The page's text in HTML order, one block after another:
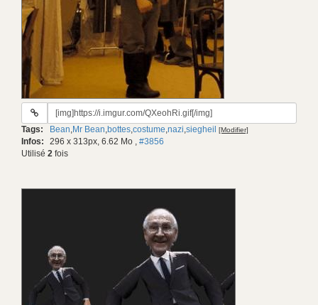
URL
gif:
Tags: Bean,Mr Bean,bottes,costume,nazi,siegheil [Modifier]
Infos: 296 x 313px, 6.62 Mo , #3856
Utilisé 2 fois